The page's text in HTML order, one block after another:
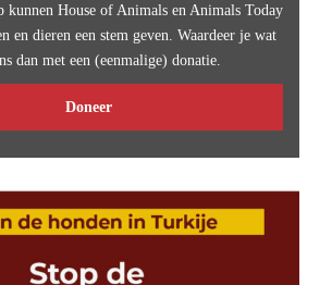
kunnen House of Animals en Animals Today
en dieren een stem geven. Waardeer je wat
dan met een (eenmalige) donatie.
Doneer